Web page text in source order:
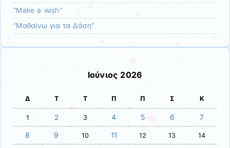
“Make a wish”
“Μαθαίνω για τα Δάση”
Ιούνιος 2026
Δ Τ Τ Π Π Σ Κ
1 2 3 4 5 6 7
8 9 10 11 12 13 14